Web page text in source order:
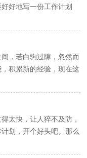
好地写一份工作计划
面是小编为...
，若白驹过隙，忽然而
积累新的经验，现在这
计划才是好的工作...
太快，让人猝不及防，
划，开个好头吧。那么
帮大家整理...